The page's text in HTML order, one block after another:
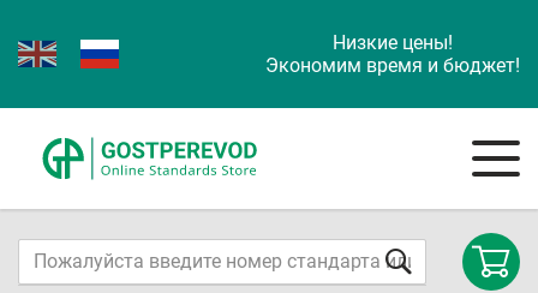
Низкие цены!
Экономим время и бюджет!